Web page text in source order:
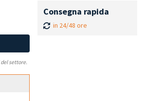
settore.
Consegna rapida
in 24/48 ore